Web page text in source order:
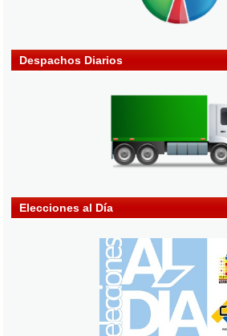
Despachos Diarios
Elecciones al Día